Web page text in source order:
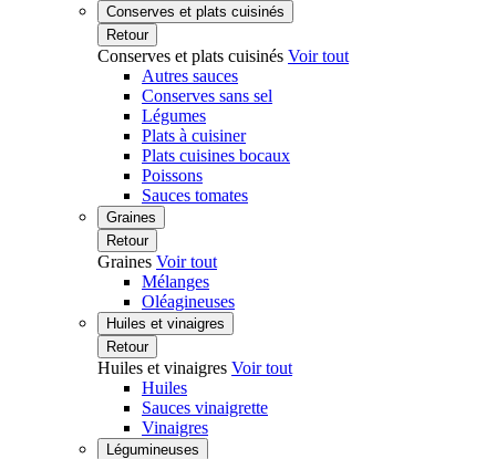
Conserves et plats cuisinés
Retour
Conserves et plats cuisinés Voir tout
Autres sauces
Conserves sans sel
Légumes
Plats à cuisiner
Plats cuisines bocaux
Poissons
Sauces tomates
Graines
Retour
Graines Voir tout
Mélanges
Oléagineuses
Huiles et vinaigres
Retour
Huiles et vinaigres Voir tout
Huiles
Sauces vinaigrette
Vinaigres
Légumineuses